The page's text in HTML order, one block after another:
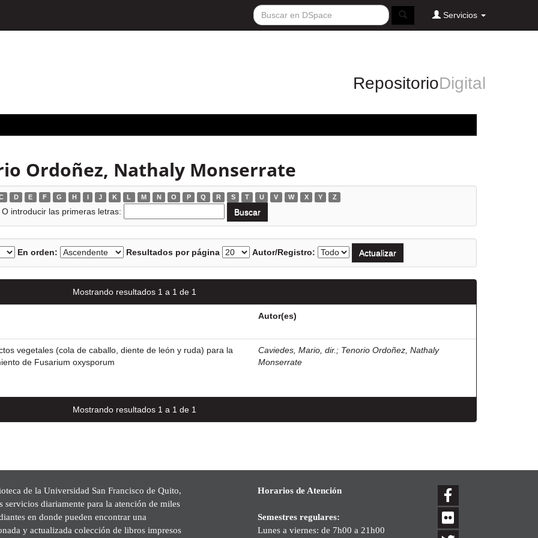
Servicios
RepositorioDigital
Ordoñez, Nathaly Monserrate
D E F G H I J K L M N O P Q R S T U V W X Y Z
O introducir las primeras letras:
En orden: Resultados por página Autor/Registro:
Mostrando resultados 1 a 1 de 1
Autor(es)
vegetales (cola de caballo, diente de león y ruda) para la
de Fusarium oxysporum
Caviedes, Mario, dir. ; Tenorio Ordoñez, Nathaly
Monserrate
Mostrando resultados 1 a 1 de 1
de la Universidad San Francisco de Quito,
servicios diariamente para la atención de miles
en donde pueden encontrar una
y actualizada colección de libros impresos
Horarios de Atención
Semestres regulares:
Lunes a viernes: de 7h00 a 21h00